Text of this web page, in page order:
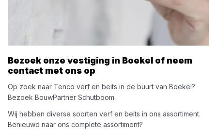
Bezoek onze vestiging in Boekel of neem
contact met ons op
Op zoek naar Tenco verf en beits in de buurt van Boekel?
Bezoek BouwPartner Schutboom.
Wij hebben diverse soorten verf en beits in ons assortiment.
Benieuwd naar ons complete assortiment?